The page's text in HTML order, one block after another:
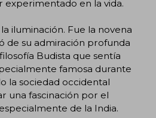
experimentado en la vida.
iluminación. Fue la novena
de su admiración profunda
Budista que sentía
famosa durante
la sociedad occidental
una fascinación por el
de la India.